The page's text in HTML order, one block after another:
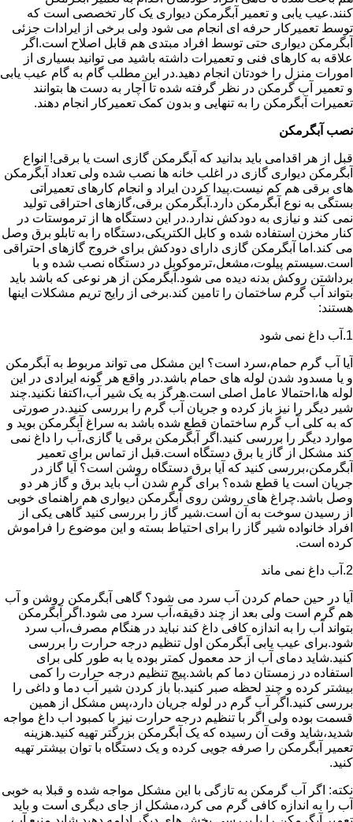
کنند.عیب یابی و تعمیر آبگرمکن دیواری یک کار تخصصی است که
توسط تعمیرکار حرفه ای انجام می شود ولی برخی از ایرادات جزئی
آبگرمکن دیواری حتی توسط افراد مبتدی هم قابل اصلاح است.اگر
علاقه به کارهای فنی و تعمیرات داشته باشید می توانید بسیاری از
امورات منزل را خودتان انجام دهید.در این مطلب گام به گام عیب یابی
و تعمیر آب گرمکن در نظر گرفته شده تا آچار به دست ها بتوانند
تعمیرات آبگرمکن را به تنهایی و بدون کمک تعمیرکار انجام دهند.
نصب آبگرمکن
قبل از هر اقدامی باید بدانید که آبگرمکن گازی است یا برقی! انواع
آبگرمکن دیواری گازی در اغلب خانه ها نصب شده ولی تعداد آبگرمکن
های برقی هم کم نیست.پیدا کردن ایراد و انجام کارهای تعمیراتی
بستگی به نوع آبگرمکن دارد.آبگرمکن برقی،گازهای احتراقی تولید
نمی کند و نیازی به دودکش ندارد.در این دستگاه ها از ترموستات در
کنار مخزن استفاده شده و کابل الکتریکی،دستگاه را به تابلو برق وصل
می کند.اما آبگرمکن گازی دارای دودکش برای خروج گازهای احتراقی
است.سیستم پیلوت،مشعل،ترموکوبل در دستگاه نصب شده و با
برداشتن روکش بدنه دیده می شود.آبگرمکن از هر نوعی که باشد باید
بتواند آب گرم ساختمان را تامین کند.برخی از رایج تریم مشکلات اینها
هستند:
1.آب داغ نمی شود
آیا آب گرم حمام،سرد است؟ این مشکل می تواند مربوط به آبگرمکن
و یا مسدود شدن لوله های حمام باشد.در واقع هر گونه ایرادی در این
لوله ها،احتمالا عامل اصلی است.هرگز به یک شیر آب،اکتفا نکنید.چند
شیر دیگر را نیز باز کرده و جریان آب گرم را بررسی کنید.در صورتی
که به کلی آب گرم ساختمان قطع شده باشد به سراغ آبگرمکن بوید و
موارد دیگر را بررسی کنید.اگر آبگرمکن برقی یا گازی،آب را داغ نمی
کند مشکل از گاز یا برق دستگاه است.قبل از تماس برای تعمیر
آبگرمکن،بررسی کنید که آیا برق دستگاه روشن است؟ آیا گاز در
جریان است یا قطع شده؟ برای گرم شدن آب باید برق و گاز هر دو
وصل باشد.چراغ های روشن روی آبگرمکن دیواری هم راهنمای خوبی
از رسیدن سوخت به آن است.شیر گاز را بررسی کنید گاهی یکی از
افراد خانواده شیر گاز را برای احتیاط بسته و این موضوع را فراموش
کرده است.
2.آب داغ نمی ماند
آیا در حین حمام کردن آب سرد می شود؟ گاهی آبگرمکن روشن و آب
هم گرم است ولی بعد از چند دقیقه،آب سرد می شود.اگر آبگرمکن
بتواند آب را به اندازه کافی داغ کند نباید در هنگام مصرف،آب سرد
شود.برای عیب یابی آبگرمکن اول تنظیم درجه حرارت را بررسی
کنید.شاید دمای آب از حد معمول کمتر بوده یا به طور کلی برای
استفاده در زمستان دما کم باشد.پیچ تنظیم درجه حرارت را کمی
بیشتر کرده و چند لحظه صبر کنید.با باز کردن شیر آب دما و داغی را
بررسی کنید.اگر آب گرم در لوله جریان دارد،پس مشکل از همین
قسمت بوده ولی اگر با تنظیم درجه حرارت نیز با کمبود اب داغ مواجه
شدید،شاید وقت آن رسیده که یک آبگرمکن بزرگتر تهیه کنید.هزینه
تعمیر آبگرمکن را صرفه جویی کرده و یک دستگاه با توان بیشتر تهیه
کنید.
نکته: اگر آب گرمکن به تازگی با این مشکل مواجه شده و قبلا به خوبی
آب را به اندازه کافی گرم می کرد،مشکل از جای دیگری است و باید